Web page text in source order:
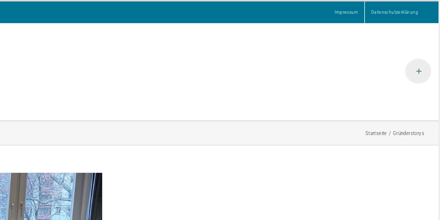
Impressum Datenschutzerklärung
Startseite Gründerstorys